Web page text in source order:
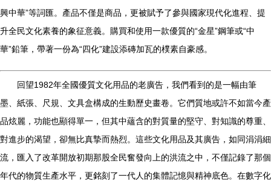
興中華”等詞匯。產品不僅是商品，更被賦予了參與國家現代化進程、提
升全民文化素養的象征意義。購買和使用一款優質的“金星”鋼筆或“中
華”鉛筆，帶著一份為“四化”建設添磚加瓦的樸素自豪感。
回望1982年全國優質文化用品的老廣告，我們看到的是一幅由筆
墨、紙張、尺規、文具盒構成的生動歷史畫卷。它們質地或許不如當今產
品炫麗，功能也顯得單一，但其中蘊含的對質量的堅守、對知識的尊重、
對進步的渴望，卻無比真摯而熱烈。這些文化用品及其廣告，如同涓涓細
流，匯入了改革開放初期那股全民奮發向上的洪流之中，不僅記錄了那個
年代的物質生產水平，更銘刻了一代人的集體記憶與精神底色。在數字化